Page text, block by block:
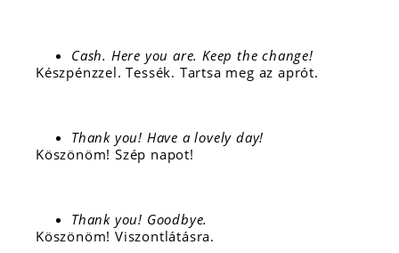
Cash. Here you are. Keep the change!
Készpénzzel. Tessék. Tartsa meg az aprót.
Thank you! Have a lovely day!
Köszönöm! Szép napot!
Thank you! Goodbye.
Köszönöm! Viszontlátásra.